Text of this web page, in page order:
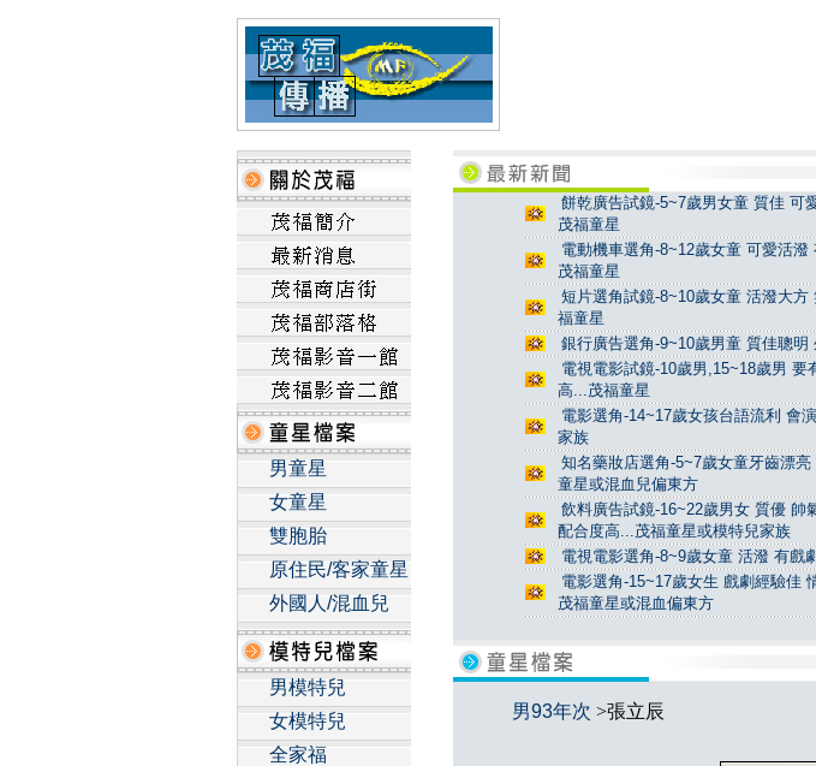
男童星
女童星
雙胞胎
原住民/客家童星
外國人/混血兒
男模特兒
女模特兒
全家福
餅乾廣告試鏡-5~7歲男女童 質佳 可
茂福童星
電動機車選角-8~12歲女童 可愛活
茂福童星
短片選角試鏡-8~10歲女童 活潑大
福童星
銀行廣告選角-9~10歲男童 質佳聰
電視電影試鏡-10歲男,15~18歲男
高...茂福童星
電影選角-14~17歲女孩台語流利 會
家族
知名藥妝店選角-5~7歲女童牙齒漂
童星或混血兒偏東方
飲料廣告試鏡-16~22歲男女 質優 帥
配合度高...茂福童星或模特兒家族
電視電影選角-8~9歲女童 活潑 有戲
電影選角-15~17歲女生 戲劇經驗佳
茂福童星或混血偏東方
男93年次 >張立辰